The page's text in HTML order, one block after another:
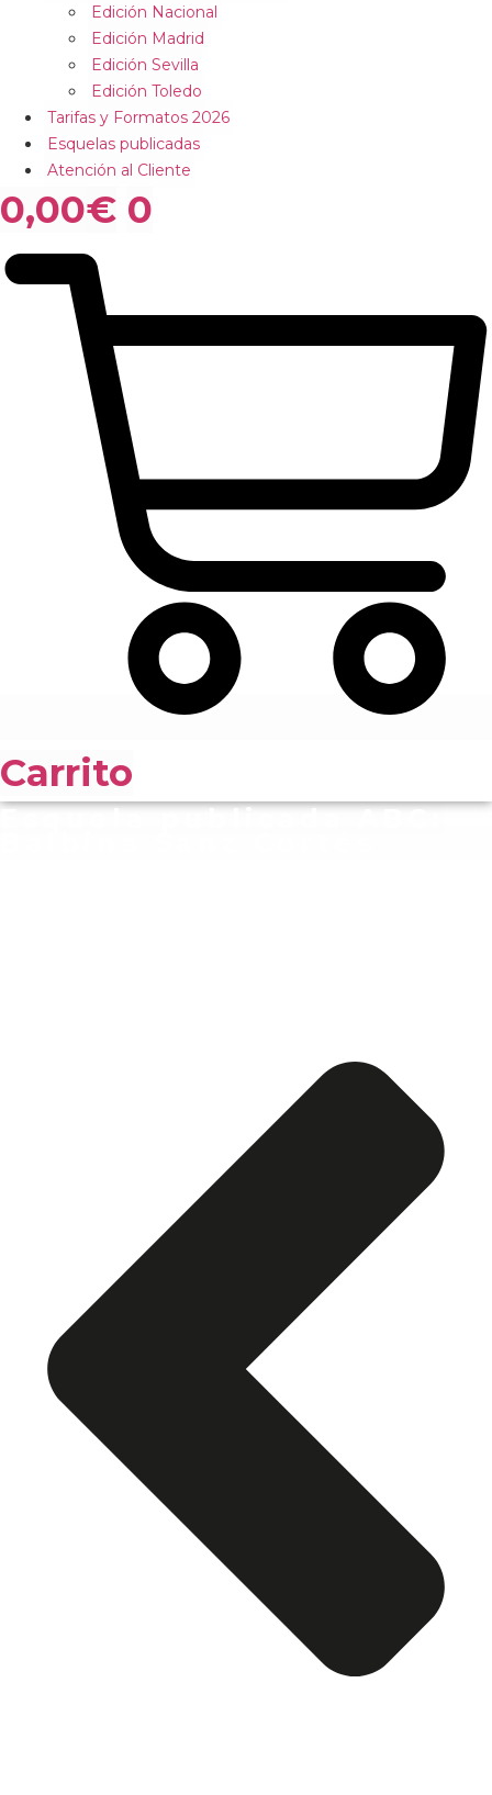
Edición Nacional
Edición Madrid
Edición Sevilla
Edición Toledo
Tarifas y Formatos 2026
Esquelas publicadas
Atención al Cliente
0,00€ 0
Carrito